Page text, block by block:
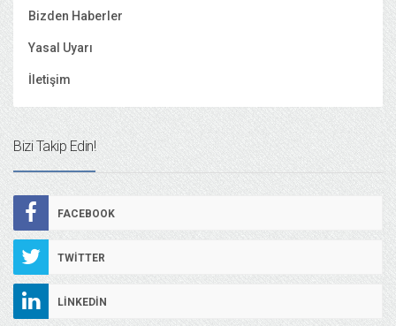
Bizden Haberler
Yasal Uyarı
İletişim
Bizi Takip Edin!
FACEBOOK
TWITTER
LINKEDIN